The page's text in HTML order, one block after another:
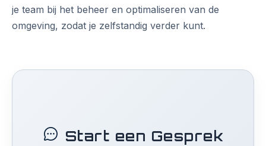
je team bij het beheer en optimaliseren van de
omgeving, zodat je zelfstandig verder kunt.
Start een Gesprek